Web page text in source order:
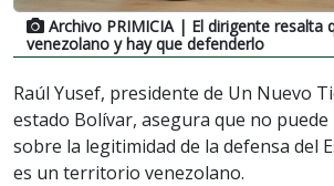
Archivo PRIMICIA | El dirigente resalta
venezolano y hay que defenderlo
Raúl Yusef, presidente de Un Nuevo
estado Bolívar, asegura que no puede
sobre la legitimidad de la defensa del
es un territorio venezolano.